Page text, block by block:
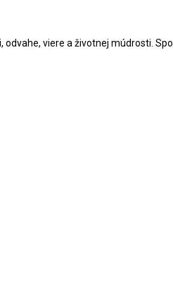
viere a životnej múdrosti.